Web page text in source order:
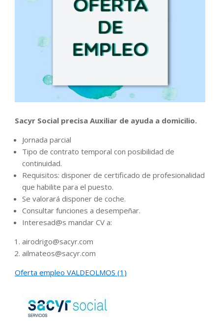
Sacyr Social precisa Auxiliar de ayuda a domicilio.
Jornada parcial
Tipo de contrato temporal con posibilidad de
continuidad.
Requisitos: disponer de certificado de profesionalidad
que habilite para el puesto.
Se valorará disponer de coche.
Consultar funciones a desempeñar.
Interesad@s mandar CV a:
airodrigo@sacyr.com
ailmateos@sacyr.com
Oferta empleo VALDEOLMOS (1)